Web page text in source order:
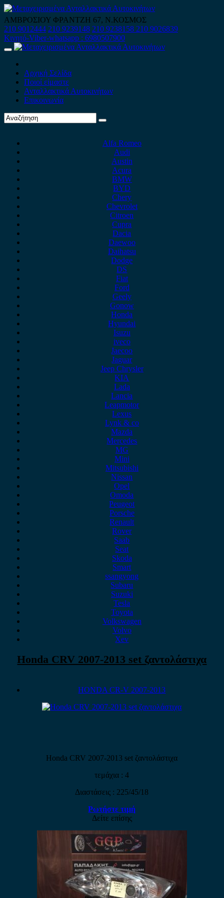
Skip
to
content
ΑΜΒΡΟΣΙΟΥ ΦΡΑΝΤΖΗ 67, Ν.ΚΟΣΜΟΣ
210 9012444 210 9239148 210 9238158 210 9026839
Κινητό-Viber-whatsapp : 6980507900
Primary
Αρχική Σελίδα
Ποιοί είμαστε
Ανταλλακτικά Αυτοκινήτων
Επικοινωνία
Alfa Romeo
Audi
Austin
Acura
BMW
BYD
Chery
Chevrolet
Citroen
Cupra
Dacia
Daewoo
Daihatsu
Dodge
DS
Fiat
Ford
Geely
Gonow
Honda
Hyundai
Isuzu
iveco
Jaecoo
Jaguar
Jeep Chrysler
KIA
Lada
Lancia
Leapmotor
Lexus
Lynk & co
Mazda
Mercedes
MG
Mini
Mitsubishi
Nissan
Opel
Omoda
Peugeot
Porsche
Renault
Rover
Saab
Seat
Skoda
Smart
ssangyong
Subaru
Suzuki
Tesla
Toyota
Volkswagen
Volvo
Xev
Honda CRV 2007-2013 set ζαντολάστιχα
HONDA CR-V 2007-2013
Honda CRV 2007-2013 set ζαντολάστιχα
τεμάχια : 4
Διαστάσεις : 225/45/18
Ρωτήστε τιμή
Δείτε επίσης